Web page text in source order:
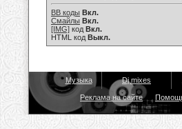
BB коды Вкл.
Смайлы Вкл.
[IMG] код Вкл.
HTML код Выкл.
Музыка Dj mixes
Реклама на сайте